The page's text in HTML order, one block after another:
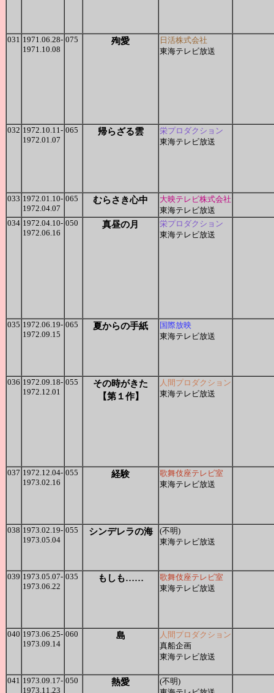
031 1971.06.28-
1971.10.08
075 殉愛
日活株式会社
東海テレビ放送
032 1972.10.11-
1972.01.07
065 帰らざる雲
栄プロダクション
東海テレビ放送
033 1972.01.10-
1972.04.07
065 むらさき心中
大映テレビ株式会社
東海テレビ放送
034 1972.04.10-
1972.06.16
050 真昼の月
栄プロダクション
東海テレビ放送
035 1972.06.19-
1972.09.15
065 夏からの手紙
国際放映
東海テレビ放送
036 1972.09.18-
1972.12.01
055
その時がきた
【第１作】
人間プロダクション
東海テレビ放送
037 1972.12.04-
1973.02.16
055 経験
歌舞伎座テレビ室
東海テレビ放送
038 1973.02.19-
1973.05.04
055 シンデレラの海
(不明)
東海テレビ放送
039 1973.05.07-
1973.06.22
035 もしも……
歌舞伎座テレビ室
東海テレビ放送
040 1973.06.25-
1973.09.14
060 島
人間プロダクション
真船企画
東海テレビ放送
041 1973.09.17-
1973.11.23
050 熱愛
(不明)